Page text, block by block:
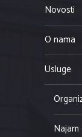
Novosti
O nama
Usluge